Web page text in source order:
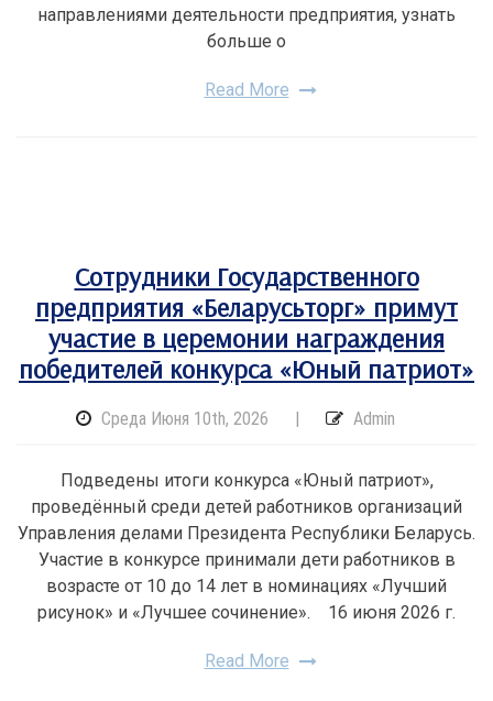
направлениями деятельности предприятия, узнать
больше о
Read More
Сотрудники Государственного
предприятия «Беларусьторг» примут
участие в церемонии награждения
победителей конкурса «Юный патриот»
Среда Июня 10th, 2026 | Admin
Подведены итоги конкурса «Юный патриот»,
проведённый среди детей работников организаций
Управления делами Президента Республики Беларусь.
Участие в конкурсе принимали дети работников в
возрасте от 10 до 14 лет в номинациях «Лучший
рисунок» и «Лучшее сочинение». 16 июня 2026 г.
Read More